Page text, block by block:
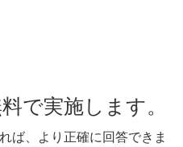
で実施します。
ば、より正確に回答できま